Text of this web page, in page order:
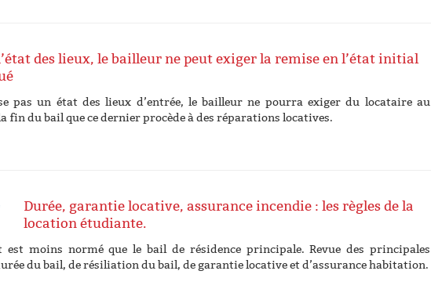
des lieux, le bailleur ne peut exiger la remise en l’état initial
pas un état des lieux d’entrée, le bailleur ne pourra exiger du locataire au
fin du bail que ce dernier procède à des réparations locatives.
Durée, garantie locative, assurance incendie : les règles de la
location étudiante.
moins normé que le bail de résidence principale. Revue des principales
du bail, de résiliation du bail, de garantie locative et d’assurance habitation.